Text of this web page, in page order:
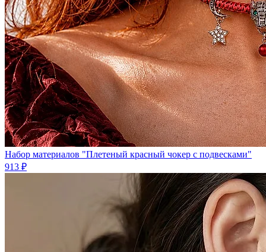
Набор материалов "Плетеный красный чокер с подвесками"
913 ₽